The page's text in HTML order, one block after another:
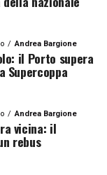
Andrea Bargione
il Porto supera
Supercoppa
Andrea Bargione
vicina: il
rebus